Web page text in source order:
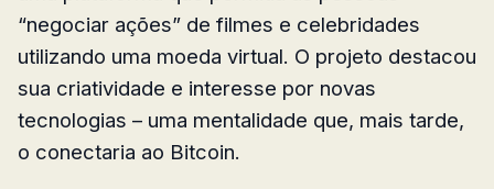
“negociar ações” de filmes e celebridades
utilizando uma moeda virtual. O projeto destacou
sua criatividade e interesse por novas
tecnologias – uma mentalidade que, mais tarde,
o conectaria ao Bitcoin.